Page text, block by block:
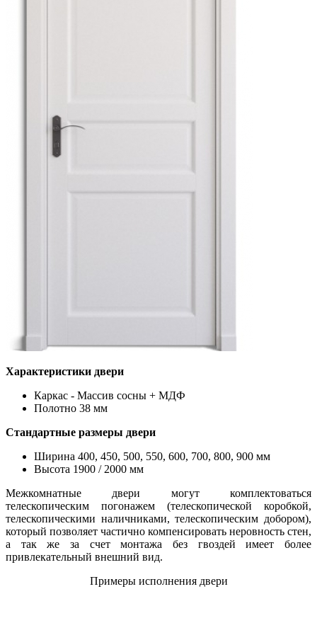
Характеристики двери
Каркас - Массив сосны + МДФ
Полотно 38 мм
Стандартные размеры двери
Ширина 400, 450, 500, 550, 600, 700, 800, 900 мм
Высота 1900 / 2000 мм
Межкомнатные двери могут комплектоваться
телескопическим погонажем (телескопической коробкой,
телескопическими наличниками, телескопическим добором),
который позволяет частично компенсировать неровность стен,
а так же за счет монтажа без гвоздей имеет более
привлекательный внешний вид.
Примеры исполнения двери